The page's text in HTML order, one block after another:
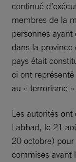
continué
membres de la
personnes
dans la province
pays était
ci ont
au « terrorisme
Les autorités
Labbad, le 21
20 octobre)
commises avant